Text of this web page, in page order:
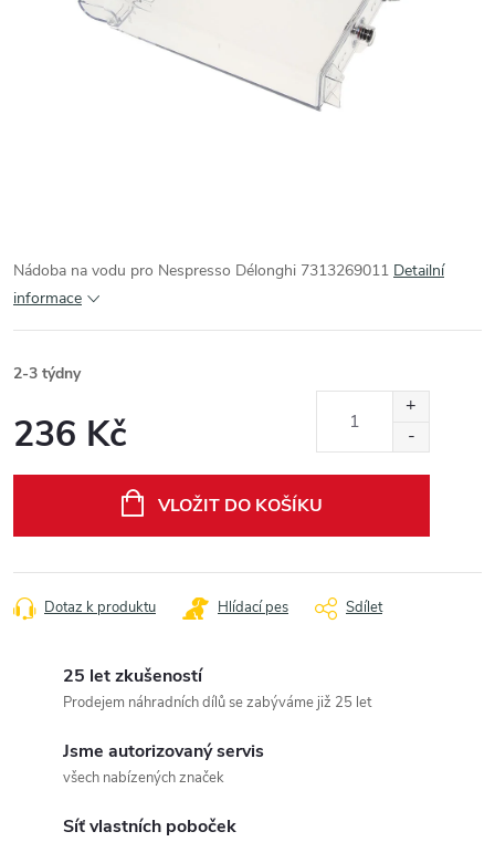
Nádoba na vodu pro Nespresso Délonghi 7313269011 Detailní
informace
2-3 týdny
236 Kč
VLOŽIT DO KOŠÍKU
Dotaz k produktu Hlídací pes Sdílet
25 let zkušeností
Prodejem náhradních dílů se zabýváme již 25 let
Jsme autorizovaný servis
všech nabízených značek
Síť vlastních poboček